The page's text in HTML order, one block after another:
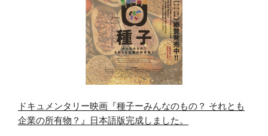
ドキュメンタリー映画『種子ーみんなのもの？ それとも
企業の所有物？』日本語版完成しました。